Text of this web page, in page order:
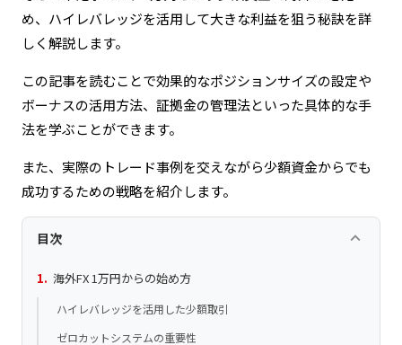
め、ハイレバレッジを活用して大きな利益を狙う秘訣を詳
しく解説します。
この記事を読むことで効果的なポジションサイズの設定や
ボーナスの活用方法、証拠金の管理法といった具体的な手
法を学ぶことができます。
また、実際のトレード事例を交えながら少額資金からでも
成功するための戦略を紹介します。
目次 keyboard_arrow_up
海外FX 1万円からの始め方
ハイレバレッジを活用した少額取引
ゼロカットシステムの重要性